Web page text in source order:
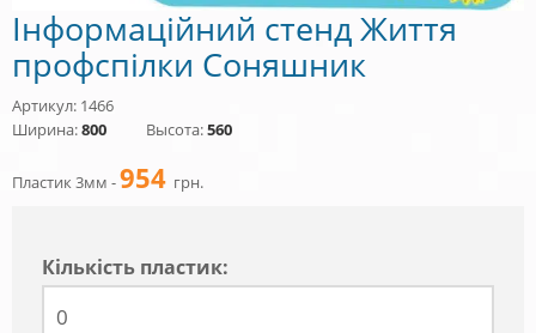
Інформаційний стенд Життя
профспілки Соняшник
Артикул: 1466
Ширина:800 Высота:560
Пластик 3мм -954 грн.
Кiлькiсть пластик: